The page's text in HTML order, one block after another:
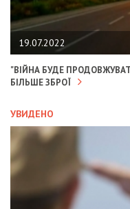
19.07.2022
"ВІЙНА БУДЕ
БІЛЬШЕ ЗБРОЇ
УВИДЕНО